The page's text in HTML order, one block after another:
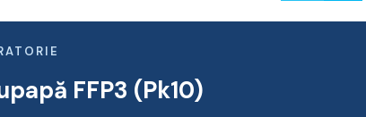
FFP3 (Pk10)